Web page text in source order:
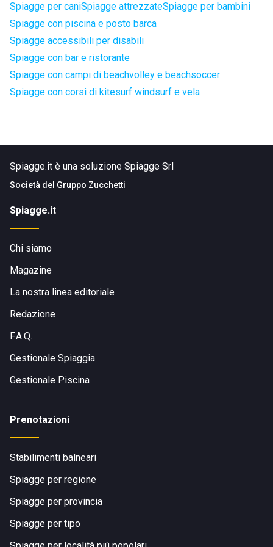
Spiagge per caniSpiagge attrezzateSpiagge per bambini
Spiagge con piscina e posto barca
Spiagge accessibili per disabili
Spiagge con bar e ristorante
Spiagge con campi di beachvolley e beachsoccer
Spiagge con corsi di kitesurf windsurf e vela
Spiagge.it è una soluzione Spiagge Srl
Società del Gruppo Zucchetti
Spiagge.it
Chi siamo
Magazine
La nostra linea editoriale
Redazione
F.A.Q.
Gestionale Spiaggia
Gestionale Piscina
Prenotazioni
Stabilimenti balneari
Spiagge per regione
Spiagge per provincia
Spiagge per tipo